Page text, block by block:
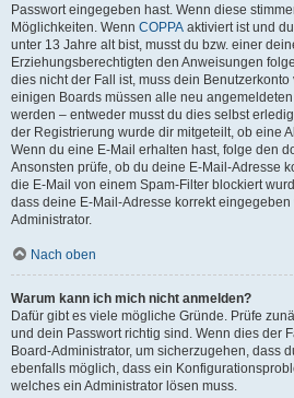
Passwort eingegeben hast. Wenn diese
Möglichkeiten. Wenn COPPA aktiviert ist und
unter 13 Jahre alt bist, musst du bzw. einer
Erziehungsberechtigten den Anweisungen
dies nicht der Fall ist, muss dein
einigen Boards müssen alle neu
werden – entweder musst du dies selbst
der Registrierung wurde dir mitgeteilt, ob eine
Wenn du eine E-Mail erhalten hast, folge den
Ansonsten prüfe, ob du deine E-Mail-Adresse
die E-Mail von einem Spam-Filter blockiert
dass deine E-Mail-Adresse korrekt
Administrator.
Nach oben
Warum kann ich mich nicht anmelden?
Dafür gibt es viele mögliche Gründe. Prüfe
und dein Passwort richtig sind. Wenn dies der
Board-Administrator, um sicherzugehen, dass
ebenfalls möglich, dass ein
welches ein Administrator lösen muss.